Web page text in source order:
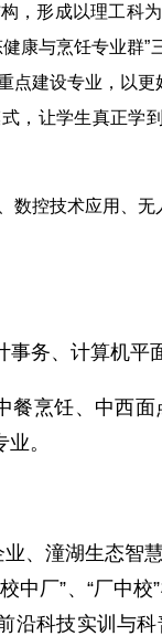
，形成以理工科
康与烹饪专业
点建设专业，以
，让学生真正
数控技术应用、
事务、计算机平
餐烹饪、中西
。
、潼湖生态智
中厂”、“厂中
科技实训与